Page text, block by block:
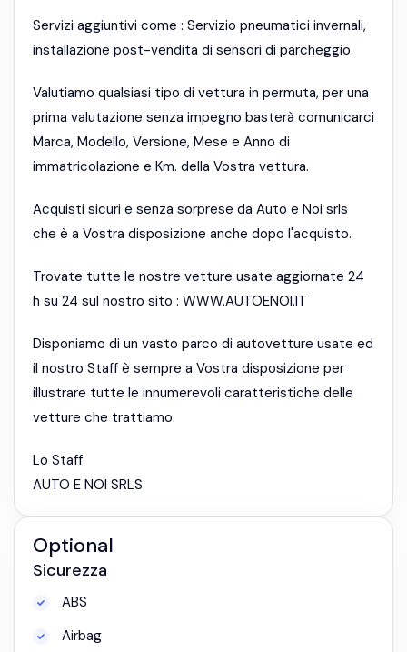
Servizi aggiuntivi come : Servizio pneumatici invernali,
installazione post-vendita di sensori di parcheggio.
Valutiamo qualsiasi tipo di vettura in permuta, per una
prima valutazione senza impegno basterà comunicarci
Marca, Modello, Versione, Mese e Anno di
immatricolazione e Km. della Vostra vettura.
Acquisti sicuri e senza sorprese da Auto e Noi srls
che è a Vostra disposizione anche dopo l'acquisto.
Trovate tutte le nostre vetture usate aggiornate 24
h su 24 sul nostro sito : WWW.AUTOENOI.IT
Disponiamo di un vasto parco di autovetture usate ed
il nostro Staff è sempre a Vostra disposizione per
illustrare tutte le innumerevoli caratteristiche delle
vetture che trattiamo.
Lo Staff
AUTO E NOI SRLS
Optional
Sicurezza
ABS
Airbag